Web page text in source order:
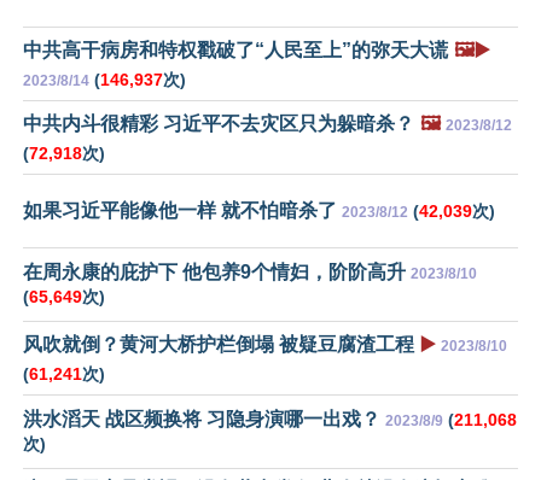
中共高干病房和特权戳破了“人民至上”的弥天大谎 🖼️▶️
2023/8/14 (146,937次)
中共内斗很精彩 习近平不去灾区只为躲暗杀？ 🖼️ 2023/8/12
(72,918次)
如果习近平能像他一样 就不怕暗杀了 2023/8/12 (42,039次)
在周永康的庇护下 他包养9个情妇，阶阶高升 2023/8/10
(65,649次)
风吹就倒？黄河大桥护栏倒塌 被疑豆腐渣工程 ▶️ 2023/8/10
(61,241次)
洪水滔天 战区频换将 习隐身演哪一出戏？ 2023/8/9 (211,068
次)